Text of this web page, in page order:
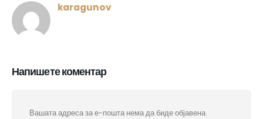
karagunov
Напишете коментар
Вашата адреса за е-пошта нема да биде објавена.